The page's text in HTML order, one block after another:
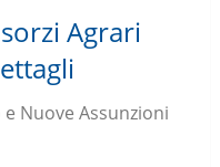
Agrari
e Nuove Assunzioni